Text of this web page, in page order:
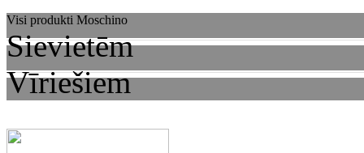
Visi produkti Moschino
Sievietēm
Vīriešiem